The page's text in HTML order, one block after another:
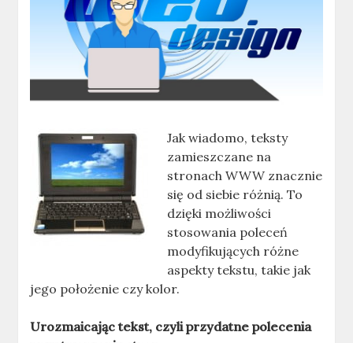
Jak wiadomo, teksty
zamieszczane na
stronach WWW znacznie
się od siebie różnią. To
dzięki możliwości
stosowania poleceń
modyfikujących różne
aspekty tekstu, takie jak
jego położenie czy kolor.
Urozmaicając tekst, czyli przydatne polecenia